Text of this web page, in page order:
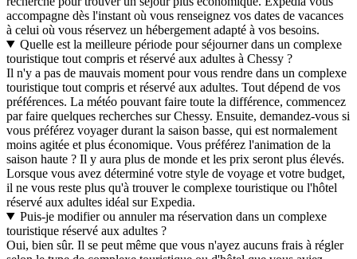
accompagne dès l'instant où vous renseignez vos dates de vacances
à celui où vous réservez un hébergement adapté à vos besoins.
Quelle est la meilleure période pour séjourner dans un complexe
touristique tout compris et réservé aux adultes à Chessy ?
Il n'y a pas de mauvais moment pour vous rendre dans un complexe
touristique tout compris et réservé aux adultes. Tout dépend de vos
préférences. La météo pouvant faire toute la différence, commencez
par faire quelques recherches sur Chessy. Ensuite, demandez-vous si
vous préférez voyager durant la saison basse, qui est normalement
moins agitée et plus économique. Vous préférez l'animation de la
saison haute ? Il y aura plus de monde et les prix seront plus élevés.
Lorsque vous avez déterminé votre style de voyage et votre budget,
il ne vous reste plus qu'à trouver le complexe touristique ou l'hôtel
réservé aux adultes idéal sur Expedia.
Puis-je modifier ou annuler ma réservation dans un complexe
touristique réservé aux adultes ?
Oui, bien sûr. Il se peut même que vous n'ayez aucuns frais à régler